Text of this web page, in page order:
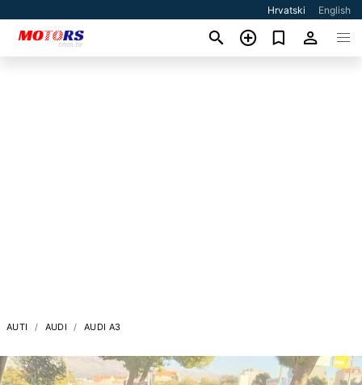
Hrvatski English
AUTI AUDI AUDI A3